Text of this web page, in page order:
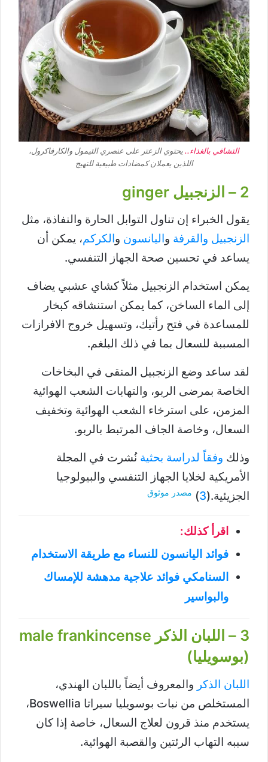
التشافي بالغذاء..يحتوي الزعتر على عنصري الثيمول والكارفاكرول،
اللذين يعملان كمضادات طبيعية للتهيج
2 – الزنجبيل ginger
يقول الخبراء إن تناول التوابل الحارة والنفاذة، مثل
الزنجبيل والقرفة واليانسون والكركم، يمكن أن
يساعد في تحسين صحة الجهاز التنفسي.
يمكن استخدام الزنجبيل مثلاً كشاي عشبي يضاف
إلى الماء الساخن، كما يمكن استنشاقه كبخار
للمساعدة في فتح رأتيك، وتسهيل خروج الافرازات
المسببة للسعال بما في ذلك البلغم.
لقد ساعد وضع الزنجبيل المنقى في البخاخات
الخاصة بمرضى الربو، والتهابات الشعب الهوائية
المزمن، على استرخاء الشعب الهوائية وتخفيف
السعال، وخاصة الجاف المرتبط بالربو.
وذلك وفقاً لدراسة بحثية نُشرت في المجلة
الأمريكية لخلايا الجهاز التنفسي والبيولوجيا
الجزيئية.(3
) مصدر موثوق
اقرأ كذلك:
فوائد اليانسون للنساء مع طريقة الاستخدام
السنامكي فوائد علاجية مدهشة للإمساك
والبواسير
3 – اللبان الذكر male frankincense
(بوسويليا)
اللبان الذكر والمعروف أيضاً باللبان الهندي،
المستخلص من نبات بوسويليا سيراتا Boswellia،
يستخدم منذ قرون لعلاج السعال، خاصة إذا كان
سببه التهاب الرئتين والقصبة الهوائية.